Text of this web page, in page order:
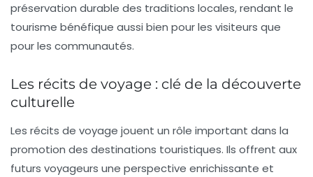
préservation durable des traditions locales, rendant le
tourisme bénéfique aussi bien pour les visiteurs que
pour les communautés.
Les récits de voyage : clé de la découverte
culturelle
Les récits de voyage jouent un rôle important dans la
promotion des destinations touristiques. Ils offrent aux
futurs voyageurs une perspective enrichissante et